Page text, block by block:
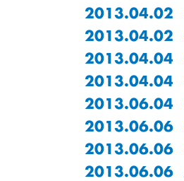
2013.04.02
2013.04.02
2013.04.04
2013.04.04
2013.06.04
2013.06.06
2013.06.06
2013.06.06